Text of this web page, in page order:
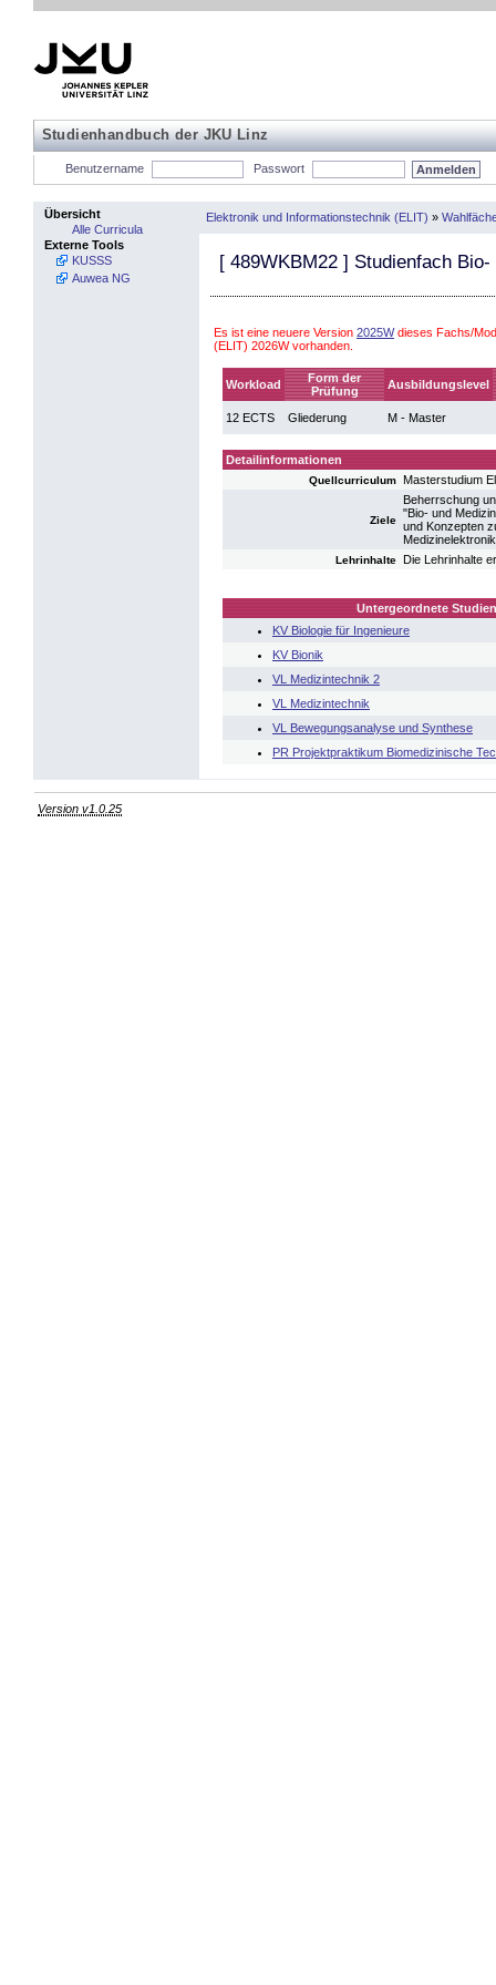
Studienhandbuch der JKU Linz
Benutzername Passwort
Übersicht
Alle Curricula
Externe Tools
KUSSS
Auwea NG
Elektronik und Informationstechnik (ELIT) »
[ 489WKBM22 ] Studienfach
Es ist eine neuere Version 2025Wdieses Fachs/
(ELIT) 2026W vorhanden.
Workload
Form der
Prüfung
Ausbildungslevel
12 ECTS Gliederung M - Master
Detailinformationen
Quellcurriculum Masterstudium
Ziele
Beherrschung
"Bio- und
und Konzepten
Lehrinhalte Die Lehrinhalte
Untergeordnete
KV Biologie für Ingenieure
KV Bionik
VL Medizintechnik 2
VL Medizintechnik
VL Bewegungsanalyse und Synthese
PR Projektpraktikum Biomedizinische
Version v1.0.25